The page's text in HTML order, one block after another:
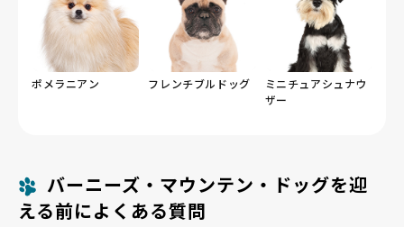
ポメラニアン フレンチブルドッグ
ミニチュアシュナウ
ザー
バーニーズ・マウンテン・ドッグを迎
える前によくある質問